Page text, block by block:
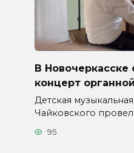
В Новочеркасске
концерт
Детская
Чайковского
95